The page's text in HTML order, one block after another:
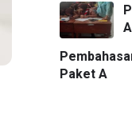
A
Paket A